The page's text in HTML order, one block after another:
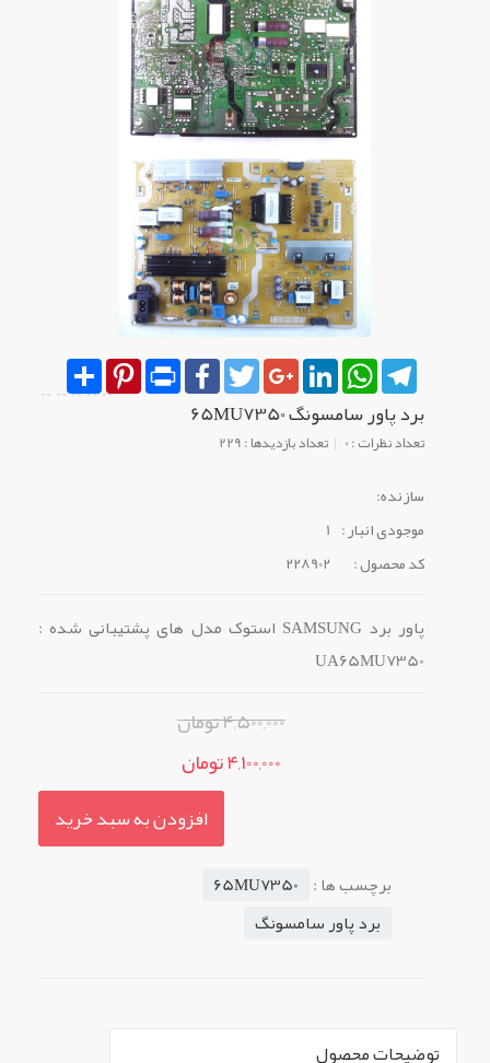
SharePinterest Print
FacebookTwitterGoogle+LinkedInWhatsAppTelegram
برد پاور سامسونگ 65MU7350
تعداد نظرات : 0 تعداد بازدیدها : 229
سازنده:
موجودی انبار : 1
کد محصول :
228902
پاور برد SAMSUNG استوک مدل های پشتیبانی شده :
UA65MU7350
4,500,000 تومان
4,100,000 تومان
افزودن به سبد خرید
برچسب ها : 65MU7350
برد پاور سامسونگ
توضیحات محصول